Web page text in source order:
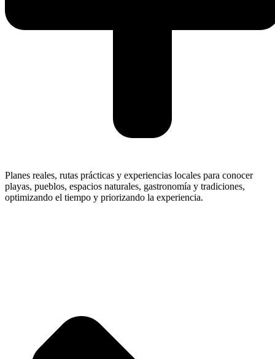
Planes reales, rutas prácticas y experiencias locales para conocer
playas, pueblos, espacios naturales, gastronomía y tradiciones,
optimizando el tiempo y priorizando la experiencia.